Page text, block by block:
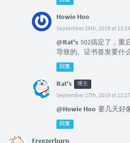
Howie Hoo
September 26th, 2019 at
@Rat's 502搞定了，重
导致的。证书签发要什
回复
Rat's 博主
September 27th, 2019 at
@Howie Hoo 要几天好
回复
Freezerburn